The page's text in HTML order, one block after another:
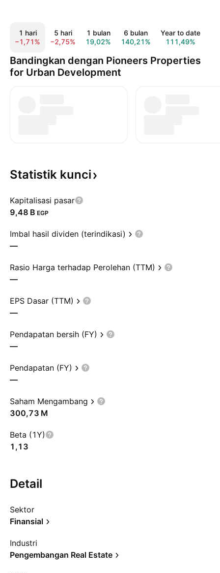
1 hari
−1,71%
5 hari
−2,75%
1 bulan
19,02%
6 bulan
140,21%
Year to date
111,49%
Bandingkan dengan Pioneers Properties
for Urban Development
Statistik kunci
Kapitalisasi pasar
‪9,48 B‬ EGP
Imbal hasil dividen (terindikasi)
—
Rasio Harga terhadap Perolehan (TTM)
—
EPS Dasar (TTM)
—
Pendapatan bersih (FY)
—
Pendapatan (FY)
—
Saham Mengambang
‪300,73 M‬
Beta (1Y)
1,13
Detail
Sektor
Finansial
Industri
Pengembangan Real Estate